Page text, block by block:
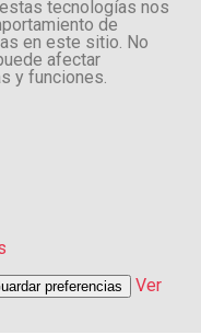
tecnologías nos
de
en este sitio. No
afectar
y funciones.
preferencias
Ver